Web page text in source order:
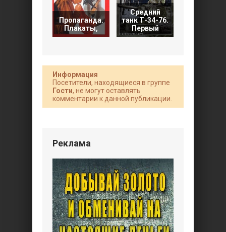
Пропаганда.
Плакаты,
Средний
танк Т-34-76.
Первый
Информация
Посетители, находящиеся в группе
Гости, не могут оставлять
комментарии к данной публикации.
Реклама